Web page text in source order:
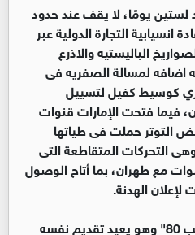
لستين يومًا، لا يقف عند حدود
التجارة الدولية عبر
الباليستيه والاذرع
اضافه لمسالة الصفريه فى
كوسيط كفيل لتسييل
فيما فتحت الإمارات قنوات
التوتر حملت فى طياتها
التحركات المتقاطعة التى
مع طهران، بما أتاح الوصول
الهدنة.
في هذا السياق، يظهر "ترامب 80" وهو يعيد تقديم نفسه